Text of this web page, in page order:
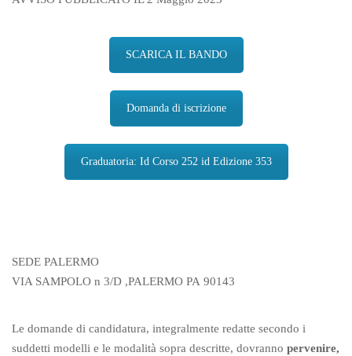
SCARICA IL BANDO
Domanda di iscrizione
Graduatoria: Id Corso 252 id Edizione 353
SEDE PALERMO
VIA SAMPOLO n 3/D ,PALERMO PA 90143
Le domande di candidatura, integralmente redatte secondo i
suddetti modelli e le modalità sopra descritte, dovranno pervenire,